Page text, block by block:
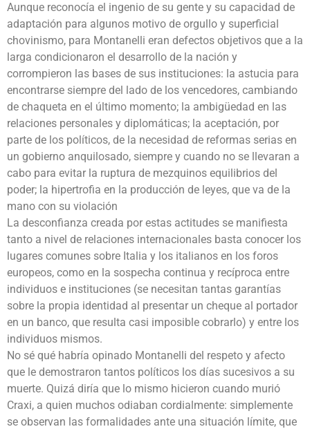
Aunque reconocía el ingenio de su gente y su capacidad de
adaptación para algunos motivo de orgullo y superficial
chovinismo, para Montanelli eran defectos objetivos que a la
larga condicionaron el desarrollo de la nación y
corrompieron las bases de sus instituciones: la astucia para
encontrarse siempre del lado de los vencedores, cambiando
de chaqueta en el último momento; la ambigüedad en las
relaciones personales y diplomáticas; la aceptación, por
parte de los políticos, de la necesidad de reformas serias en
un gobierno anquilosado, siempre y cuando no se llevaran a
cabo para evitar la ruptura de mezquinos equilibrios del
poder; la hipertrofia en la producción de leyes, que va de la
mano con su violación
La desconfianza creada por estas actitudes se manifiesta
tanto a nivel de relaciones internacionales basta conocer los
lugares comunes sobre Italia y los italianos en los foros
europeos, como en la sospecha continua y recíproca entre
individuos e instituciones (se necesitan tantas garantías
sobre la propia identidad al presentar un cheque al portador
en un banco, que resulta casi imposible cobrarlo) y entre los
individuos mismos.
No sé qué habría opinado Montanelli del respeto y afecto
que le demostraron tantos políticos los días sucesivos a su
muerte. Quizá diría que lo mismo hicieron cuando murió
Craxi, a quien muchos odiaban cordialmente: simplemente
se observan las formalidades ante una situación límite, que